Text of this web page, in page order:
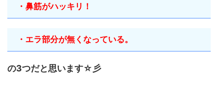
・鼻筋がハッキリ！
・エラ部分が無くなっている。
の3つだと思います☆彡